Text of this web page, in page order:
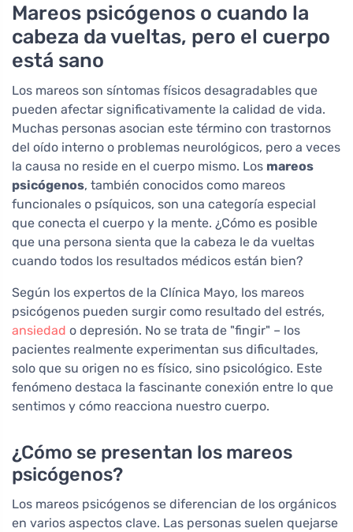
Mareos psicógenos o cuando la
cabeza da vueltas, pero el cuerpo
está sano
Los mareos son síntomas físicos desagradables que
pueden afectar significativamente la calidad de vida.
Muchas personas asocian este término con trastornos
del oído interno o problemas neurológicos, pero a veces
la causa no reside en el cuerpo mismo. Los mareos
psicógenos, también conocidos como mareos
funcionales o psíquicos, son una categoría especial
que conecta el cuerpo y la mente. ¿Cómo es posible
que una persona sienta que la cabeza le da vueltas
cuando todos los resultados médicos están bien?
Según los expertos de la Clínica Mayo, los mareos
psicógenos pueden surgir como resultado del estrés,
ansiedad o depresión. No se trata de "fingir" – los
pacientes realmente experimentan sus dificultades,
solo que su origen no es físico, sino psicológico. Este
fenómeno destaca la fascinante conexión entre lo que
sentimos y cómo reacciona nuestro cuerpo.
¿Cómo se presentan los mareos
psicógenos?
Los mareos psicógenos se diferencian de los orgánicos
en varios aspectos clave. Las personas suelen quejarse